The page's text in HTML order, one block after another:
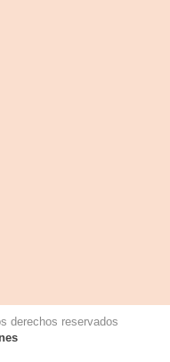
derechos reservados